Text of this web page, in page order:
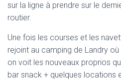
sur la ligne à prendre sur le
routier.
Une fois les courses et les
rejoint au camping de Landry
on voit les nouveaux proprios
bar snack + quelques locations